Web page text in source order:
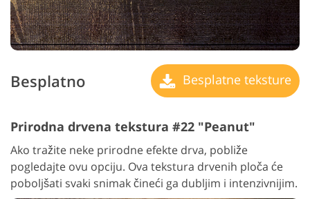
Besplatno Besplatne teksture
Prirodna drvena tekstura #22 "Peanut"
Ako tražite neke prirodne efekte drva, pobliže
pogledajte ovu opciju. Ova tekstura drvenih ploča će
poboljšati svaki snimak čineći ga dubljim i intenzivnijim.